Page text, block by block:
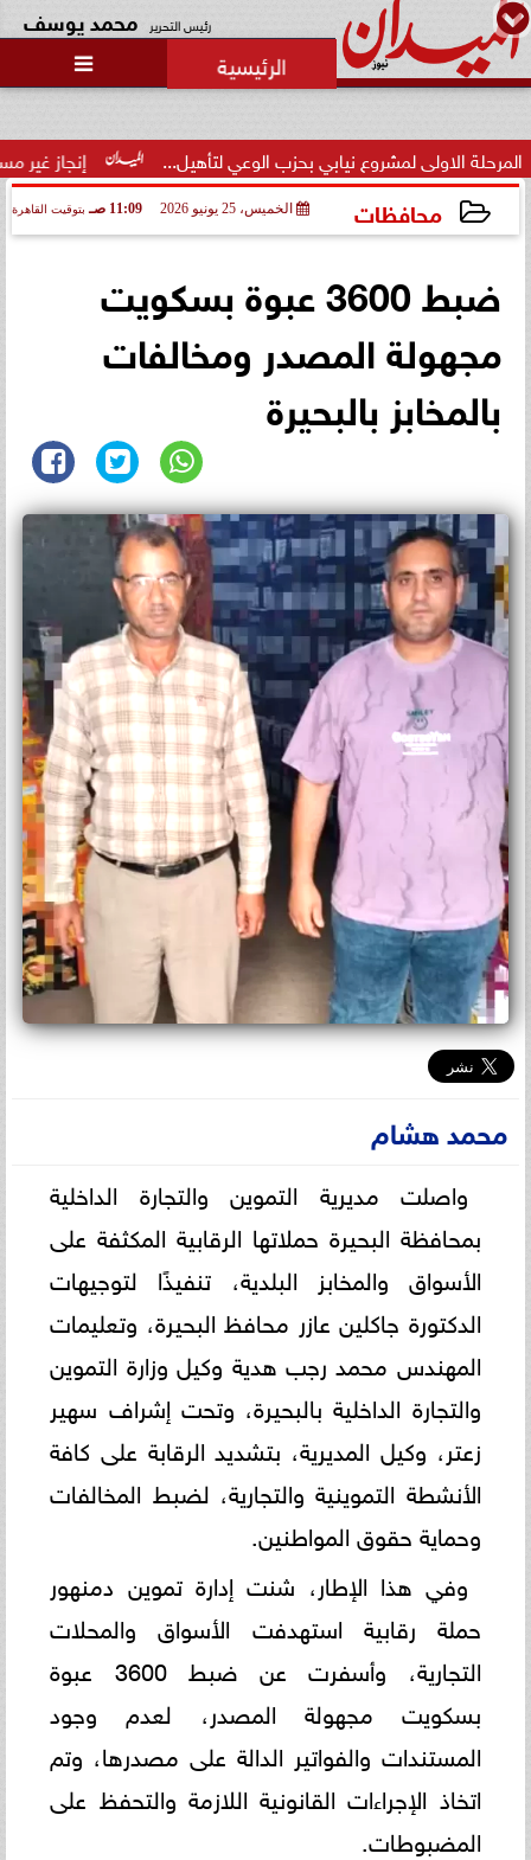
رئيس التحرير محمد يوسف

إنجاز غير مسبوق.. لمشروع نيابي بحزب الوعي لتأهيل...
محافظات الخميس، 25 يونيو 2026 11:09 صـ بتوقيت القاهرة
ضبط 3600 عبوة بسكويت
مجهولة المصدر ومخالفات
بالمخابز بالبحيرة
محمد هشام
واصلت مديرية التموين والتجارة الداخلية
بمحافظة البحيرة حملاتها الرقابية المكثفة على
الأسواق والمخابز البلدية، تنفيذًا لتوجيهات
الدكتورة جاكلين عازر محافظ البحيرة، وتعليمات
المهندس محمد رجب هدية وكيل وزارة التموين
والتجارة الداخلية بالبحيرة، وتحت إشراف سهير
زعتر، وكيل المديرية، بتشديد الرقابة على كافة
الأنشطة التموينية والتجارية، لضبط المخالفات
وحماية حقوق المواطنين.
وفي هذا الإطار، شنت إدارة تموين دمنهور
حملة رقابية استهدفت الأسواق والمحلات
التجارية، وأسفرت عن ضبط 3600 عبوة
بسكويت مجهولة المصدر، لعدم وجود
المستندات والفواتير الدالة على مصدرها، وتم
اتخاذ الإجراءات القانونية اللازمة والتحفظ على
المضبوطات.